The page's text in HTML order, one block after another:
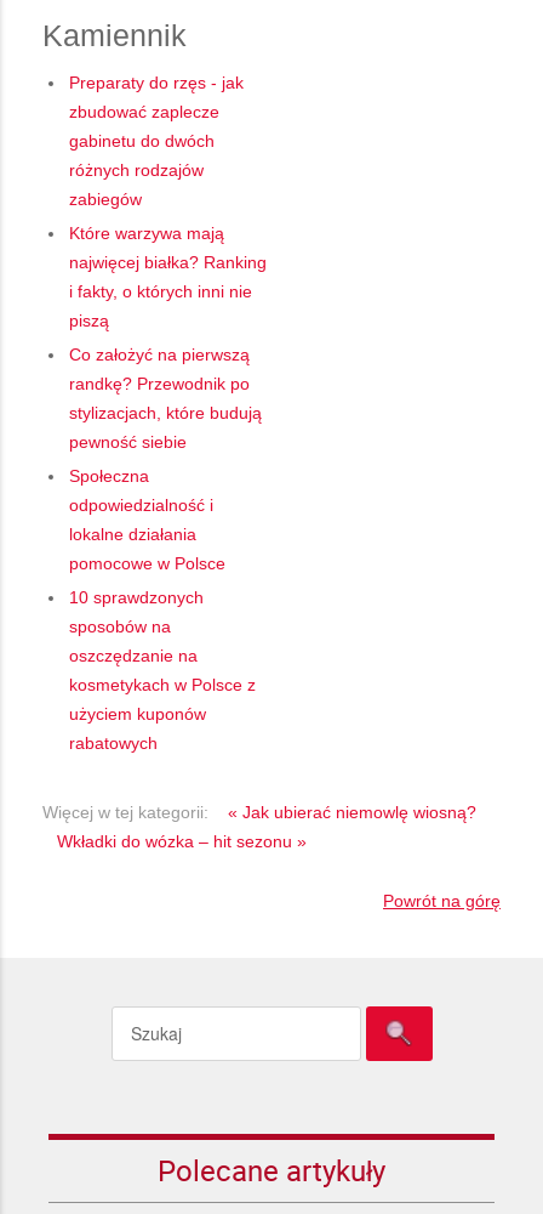
Kamiennik
Preparaty do rzęs - jak
zbudować zaplecze
gabinetu do dwóch
różnych rodzajów
zabiegów
Które warzywa mają
najwięcej białka? Ranking
i fakty, o których inni nie
piszą
Co założyć na pierwszą
randkę? Przewodnik po
stylizacjach, które budują
pewność siebie
Społeczna
odpowiedzialność i
lokalne działania
pomocowe w Polsce
10 sprawdzonych
sposobów na
oszczędzanie na
kosmetykach w Polsce z
użyciem kuponów
rabatowych
Więcej w tej kategorii:
« Jak ubierać niemowlę wiosną?
Wkładki do wózka – hit sezonu »
Powrót na górę
Polecane artykuły